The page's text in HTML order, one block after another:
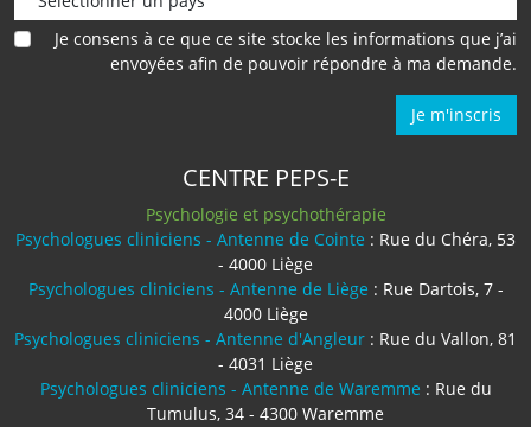
Je consens à ce que ce site stocke les informations que j’ai
envoyées afin de pouvoir répondre à ma demande.
Je m'inscris
CENTRE PEPS-E
Psychologie et psychothérapie
Psychologues cliniciens - Antenne de Cointe : Rue du Chéra, 53
- 4000 Liège
Psychologues cliniciens - Antenne de Liège : Rue Dartois, 7 -
4000 Liège
Psychologues cliniciens - Antenne d'Angleur : Rue du Vallon, 81
- 4031 Liège
Psychologues cliniciens - Antenne de Waremme : Rue du
Tumulus, 34 - 4300 Waremme